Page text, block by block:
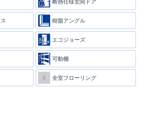
樹脂アングル
エコジョーズ
可動棚
全室フローリング